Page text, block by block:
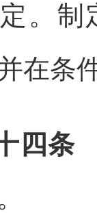
。制
在条
四条